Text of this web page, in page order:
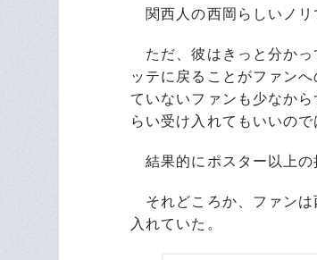
関西人の西岡らしいノリ
ただ、彼はきっと分かっ
ッテに戻ることがファン
ていないファンも少なか
らい受け入れてもいいの
結果的にポスター以上の
それどころか、ファンは
入れていた。